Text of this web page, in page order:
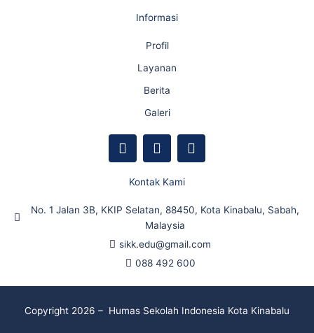
Informasi
Profil
Layanan
Berita
Galeri
F
a
e
o
k
Y
o
t
b
e
I
n
g
a
m
Kontak Kami
No. 1 Jalan 3B, KKIP Selatan, 88450, Kota Kinabalu, Sabah,
Malaysia
sikk.edu@gmail.com
088 492 600
Copyright 2026 – Humas Sekolah Indonesia Kota Kinabalu